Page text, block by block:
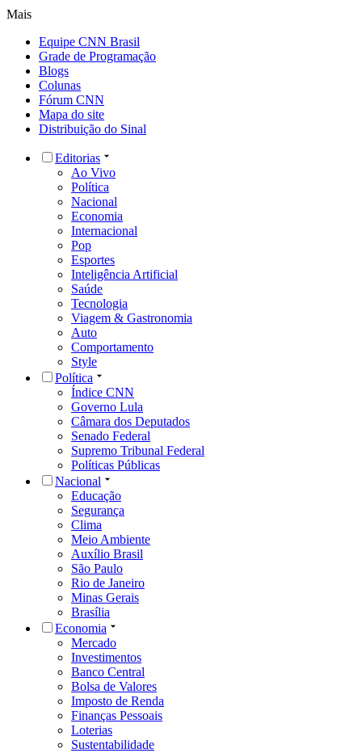
Mais
Equipe CNN Brasil
Grade de Programação
Blogs
Colunas
Fórum CNN
Mapa do site
Distribuição do Sinal
Editorias
Ao Vivo
Política
Nacional
Economia
Internacional
Pop
Esportes
Inteligência Artificial
Saúde
Tecnologia
Viagem & Gastronomia
Auto
Comportamento
Style
Política
Índice CNN
Governo Lula
Câmara dos Deputados
Senado Federal
Supremo Tribunal Federal
Políticas Públicas
Nacional
Educação
Segurança
Clima
Meio Ambiente
Auxílio Brasil
São Paulo
Rio de Janeiro
Minas Gerais
Brasília
Economia
Mercado
Investimentos
Banco Central
Bolsa de Valores
Imposto de Renda
Finanças Pessoais
Loterias
Sustentabilidade